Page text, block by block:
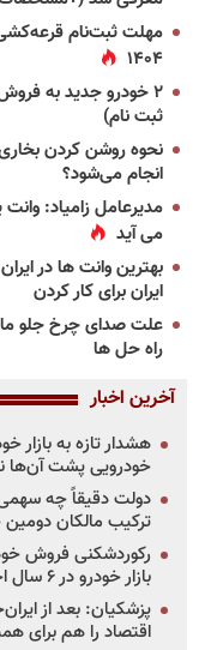
مهلت ثبت‌نام قرعه‌کشی
۱۴۰۴
۲ خودرو جدید به
ثبت نام)
نحوه روشن کردن
انجام می‌شود؟
مدیرعامل زامیاد: وانت
می آید
ایران برای کار کردن
علت صدای چرخ جلو
راه حل ها
آخرین اخبار
هشدار تازه به بازار
خودرویی پشت آن‌ها
دولت دقیقاً چه سهمی
ترکیب مالکان دومین
رکوردشکنی فروش
بازار خودرو در ۶ سال اخیر
پزشکیان: بعد از
اقتصاد را هم برای